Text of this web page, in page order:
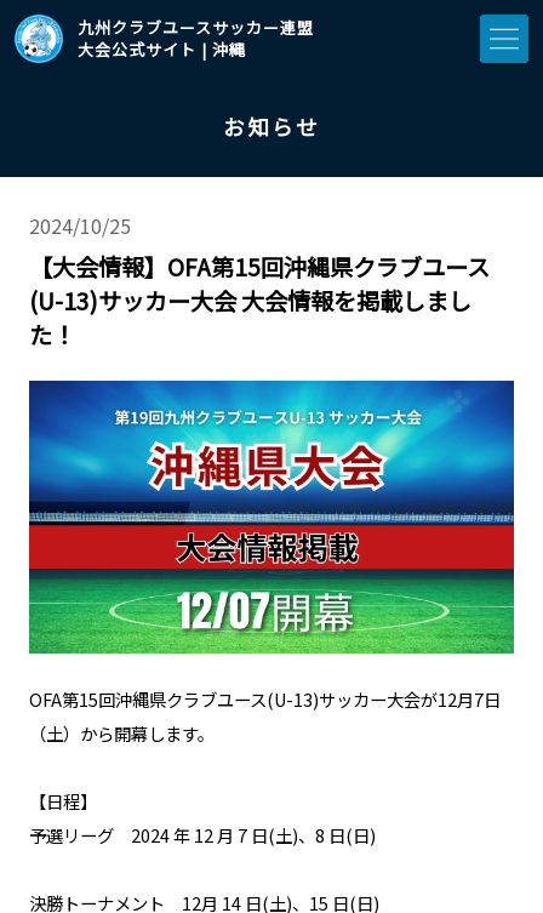
九州クラブユースサッカー連盟
大会公式サイト | 沖縄
お知らせ
2024/10/25
【大会情報】OFA第15回沖縄県クラブユース
(U-13)サッカー大会 大会情報を掲載しまし
た！
OFA第15回沖縄県クラブユース(U-13)サッカー大会が12月7日
（土）から開幕します。
【日程】​
​​予選リーグ 2024 年 12 月 7 日(土)、8 日(日)
​決勝トーナメント 12月 14 日(土)、15 日(日)